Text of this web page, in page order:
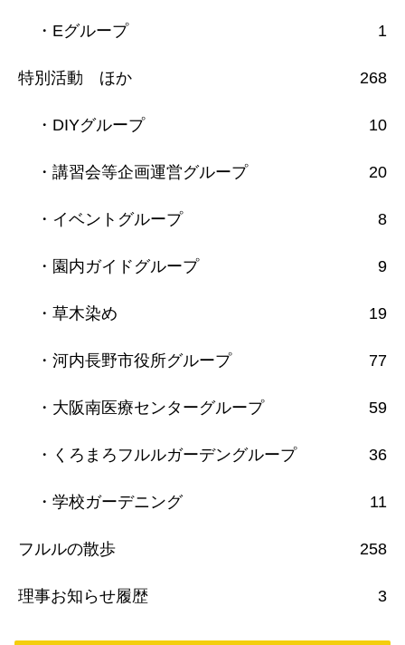
・Eグループ 1
特別活動 ほか 268
・DIYグループ 10
・講習会等企画運営グループ 20
・イベントグループ 8
・園内ガイドグループ 9
・草木染め 19
・河内長野市役所グループ 77
・大阪南医療センターグループ 59
・くろまろフルルガーデングループ 36
・学校ガーデニング 11
フルルの散歩 258
理事お知らせ履歴 3